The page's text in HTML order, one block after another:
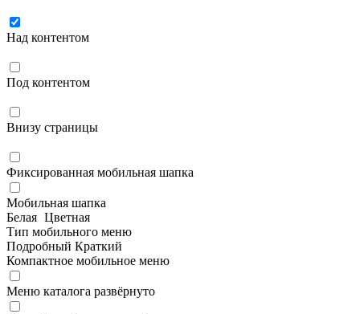
Над контентом
Под контентом
Внизу страницы
Фиксированная мобильная шапка
Мобильная шапка
Белая Цветная
Тип мобильного меню
Подробный Краткий
Компактное мобильное меню
Меню каталога развёрнуто